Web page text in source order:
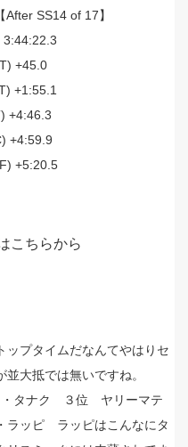
SS14 of 17】
3:44:22.3
+45.0
+1:55.1
+4:46.3
+4:59.9
+5:20.5
こちらから
ップタイムだなんてやはりセ
大抵では無いですね。
・タナク ３位 ヤリーマテ
ッピ ラッピはこんなにタ